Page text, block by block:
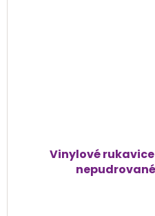
Vinylové rukavice